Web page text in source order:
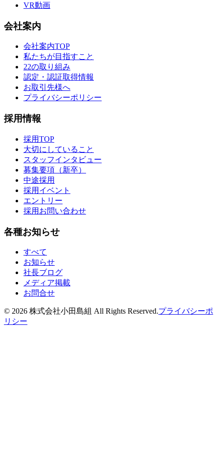
VR動画
会社案内
会社案内TOP
私たちが目指すこと
22の取り組み
認定・認証取得情報
お取引先様へ
プライバシーポリシー
採用情報
採用TOP
大切にしていること
スタッフインタビュー
募集要項（新卒）
中途採用
採用イベント
エントリー
採用お問い合わせ
各種お知らせ
すべて
お知らせ
社長ブログ
メディア掲載
お問合せ
© 2026 株式会社小田島組 All Rights Reserved.プライバシーポ
リシー